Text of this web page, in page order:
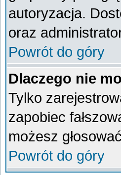
autoryzacja.
oraz
Powrót do góry
Dlaczego nie
Tylko
zapobiec
możesz
Powrót do góry